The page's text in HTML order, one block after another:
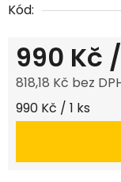
Kód:
990 Kč
818,18 Kč bez
Měrná cena:
990 Kč / 1 ks